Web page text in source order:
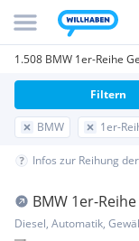
1.508 BMW 1er-Reihe
BMW 1er-
Filtern
Infos zur Reihung
BMW 1er-
Sport Line ...
Diesel, Automatik,